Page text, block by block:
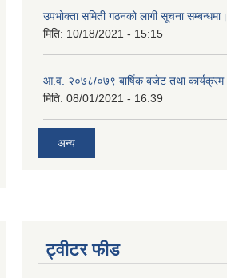
उपभोक्ता समिती गठनको लागी सूचना सम्बन्धमा।
मिति: 10/18/2021 - 15:15
आ.व. २०७८/०७९ बार्षिक बजेट तथा कार्यक्रम
मिति: 08/01/2021 - 16:39
अन्य
ट्वीटर फीड